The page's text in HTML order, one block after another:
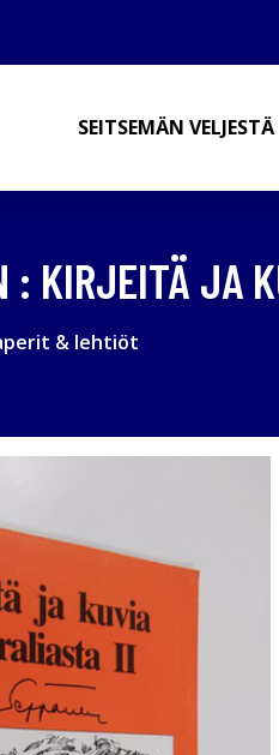
SEITSEMÄN VELJESTÄ
: KIRJEITÄ JA
& lehtiöt